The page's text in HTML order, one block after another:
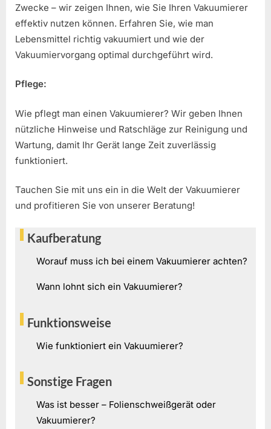
Zwecke – wir zeigen Ihnen, wie Sie Ihren Vakuumierer
effektiv nutzen können. Erfahren Sie, wie man
Lebensmittel richtig vakuumiert und wie der
Vakuumiervorgang optimal durchgeführt wird.
Pflege:
Wie pflegt man einen Vakuumierer? Wir geben Ihnen
nützliche Hinweise und Ratschläge zur Reinigung und
Wartung, damit Ihr Gerät lange Zeit zuverlässig
funktioniert.
Tauchen Sie mit uns ein in die Welt der Vakuumierer
und profitieren Sie von unserer Beratung!
Kaufberatung
Worauf muss ich bei einem Vakuumierer achten?
Wann lohnt sich ein Vakuumierer?
Funktionsweise
Wie funktioniert ein Vakuumierer?
Sonstige Fragen
Was ist besser – Folienschweißgerät oder
Vakuumierer?